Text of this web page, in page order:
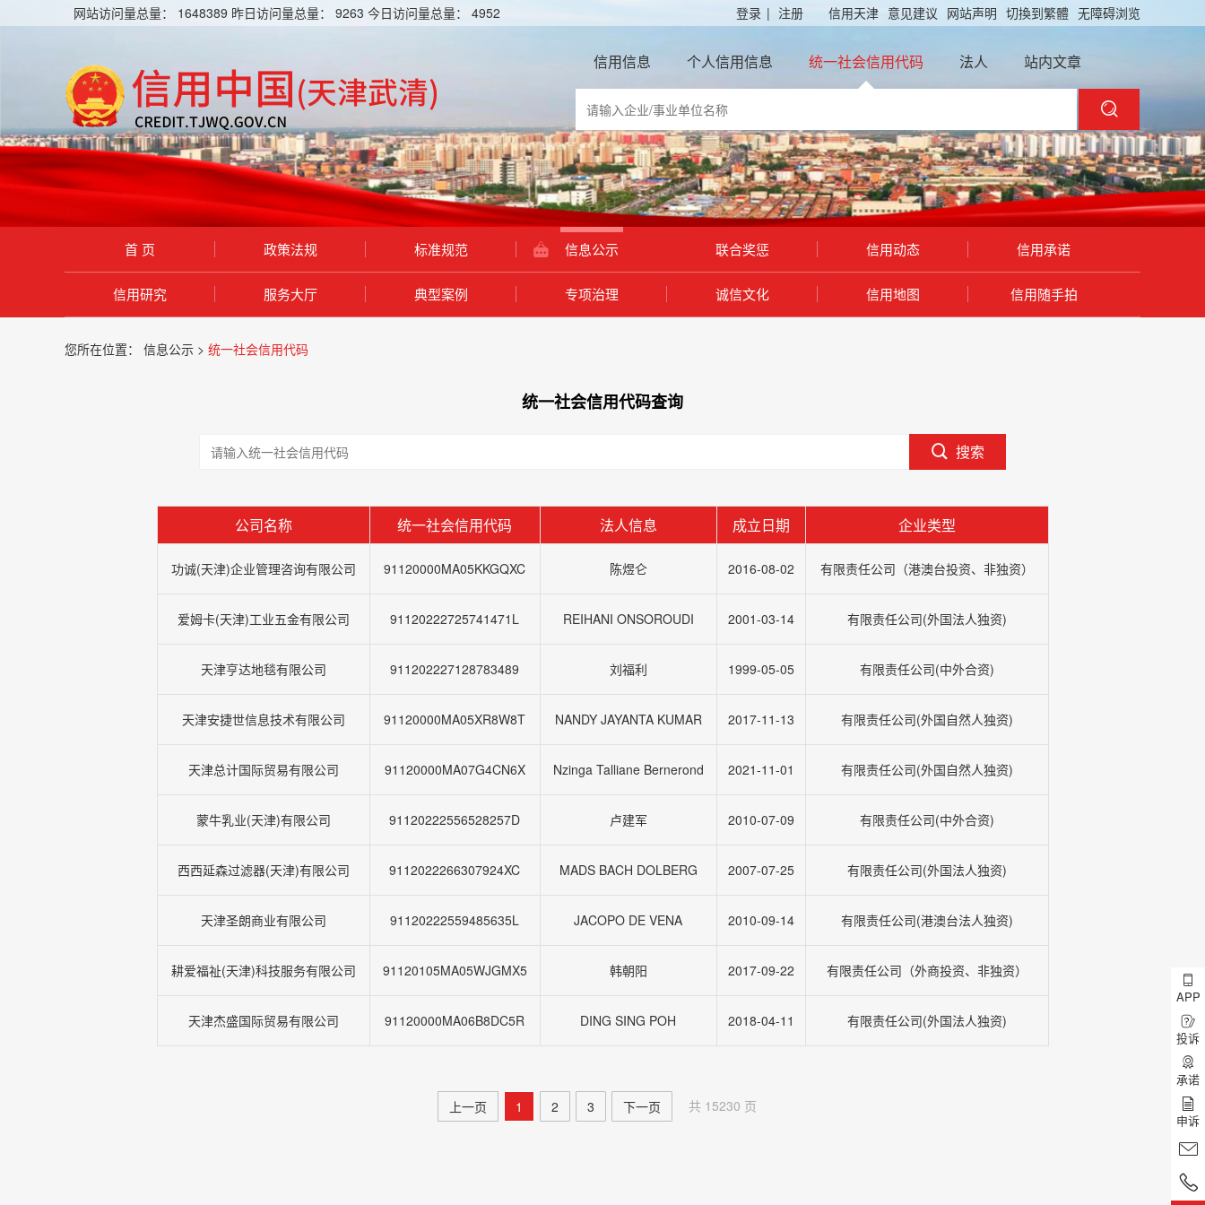
网站访问量总量： 1648389 昨日访问量总量： 9263 今日访问量总量： 4952 无障碍浏览
切換到繁體
网站声明
意见建议
信用天津
登录 | 注册
信用信息 个人信用信息 统一社会信用代码 法人 站内文章
首 页 政策法规 标准规范 信息公示 联合奖惩 信用动态 信用承诺
信用研究 服务大厅 典型案例 专项治理 诚信文化 信用地图 信用随手拍
您所在位置： 信息公示 > 统一社会信用代码
统一社会信用代码查询
搜索
公司名称 统一社会信用代码 法人信息 成立日期 企业类型
功诚(天津)企业管理咨询有限公司 91120000MA05KKGQXC 陈煜仑 2016-08-02 有限责任公司（港澳台投资、非独资）
爱姆卡(天津)工业五金有限公司 91120222725741471L REIHANI ONSOROUDI 2001-03-14 有限责任公司(外国法人独资)
天津亨达地毯有限公司 911202227128783489 刘福利 1999-05-05 有限责任公司(中外合资)
天津安捷世信息技术有限公司 91120000MA05XR8W8T NANDY JAYANTA KUMAR 2017-11-13 有限责任公司(外国自然人独资)
天津总计国际贸易有限公司 91120000MA07G4CN6X Nzinga Talliane Bernerond 2021-11-01 有限责任公司(外国自然人独资)
蒙牛乳业(天津)有限公司 91120222556528257D 卢建军 2010-07-09 有限责任公司(中外合资)
西西延森过滤器(天津)有限公司 9112022266307924XC MADS BACH DOLBERG 2007-07-25 有限责任公司(外国法人独资)
天津圣朗商业有限公司 91120222559485635L JACOPO DE VENA 2010-09-14 有限责任公司(港澳台法人独资)
耕爱福祉(天津)科技服务有限公司 91120105MA05WJGMX5 韩朝阳 2017-09-22 有限责任公司（外商投资、非独资）
天津杰盛国际贸易有限公司 91120000MA06B8DC5R DING SING POH 2018-04-11 有限责任公司(外国法人独资)
上一页 1 2 3 下一页 共 15230 页
APP
投诉
承诺
申诉